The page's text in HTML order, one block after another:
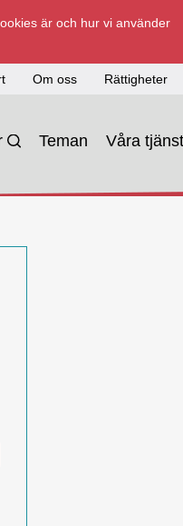
är och hur vi använder
Om oss Rättigheter
Teman Våra